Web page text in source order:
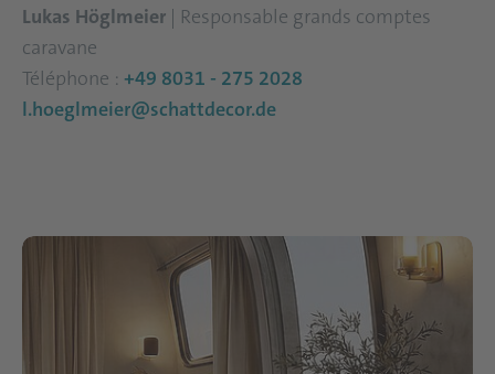
Lukas Höglmeier | Responsable grands comptes
caravane
Téléphone : +49 8031 - 275 2028
l.hoeglmeier@schattdecor.de